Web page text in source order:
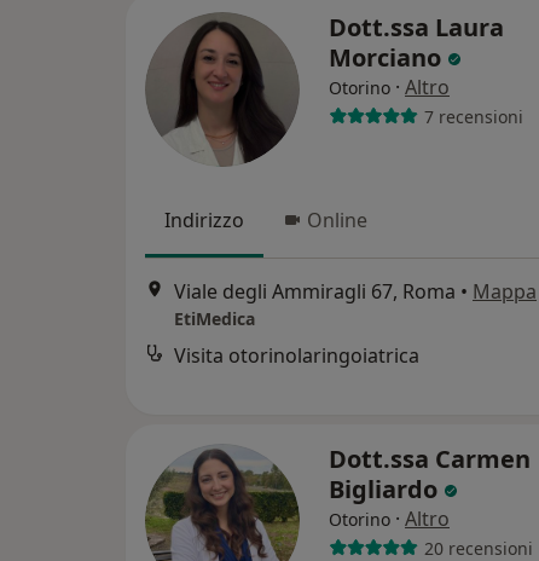
Dott.ssa Laura
Morciano
Otorino · Altro
7 recensioni
Indirizzo Online
Viale degli Ammiragli 67, Roma • Mappa
EtiMedica
Visita otorinolaringoiatrica
Dott.ssa Carmen
Bigliardo
Otorino · Altro
20 recensioni